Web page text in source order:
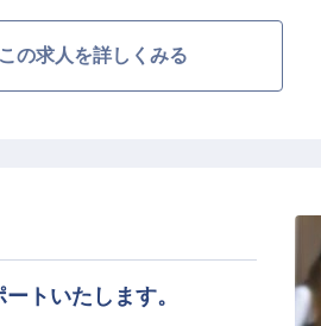
ジションです。食材の目利
に発揮できます。お客様の
整っています。食材の発注
につきます。和気あいあい
この求人を詳しくみる
トいたします。